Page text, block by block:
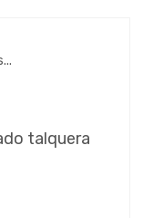
talquera